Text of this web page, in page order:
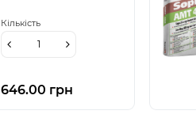
646.00 грн
Кількість